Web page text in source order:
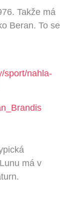
Takže má
Beran. To se
sport/nahla-
má v